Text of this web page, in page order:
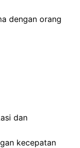
dengan orang
dan
kecepatan